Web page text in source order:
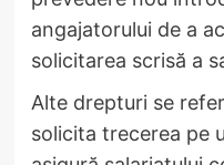
angajatorului de a
solicitarea scrisă a
Alte drepturi se
solicita trecerea pe